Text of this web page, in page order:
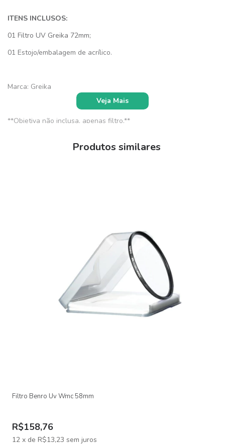
ITENS INCLUSOS:
01 Filtro UV Greika 72mm;
01 Estojo/embalagem de acrílico.
Marca: Greika
**Objetiva não inclusa, apenas filtro.**
Veja Mais
Produtos similares
Filtro Benro Uv Wmc 58mm
R$158,76
12 x de R$13,23 sem juros